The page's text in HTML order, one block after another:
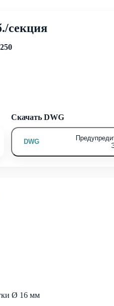
секция
Скачать DWG
DWG
Ø 16 мм